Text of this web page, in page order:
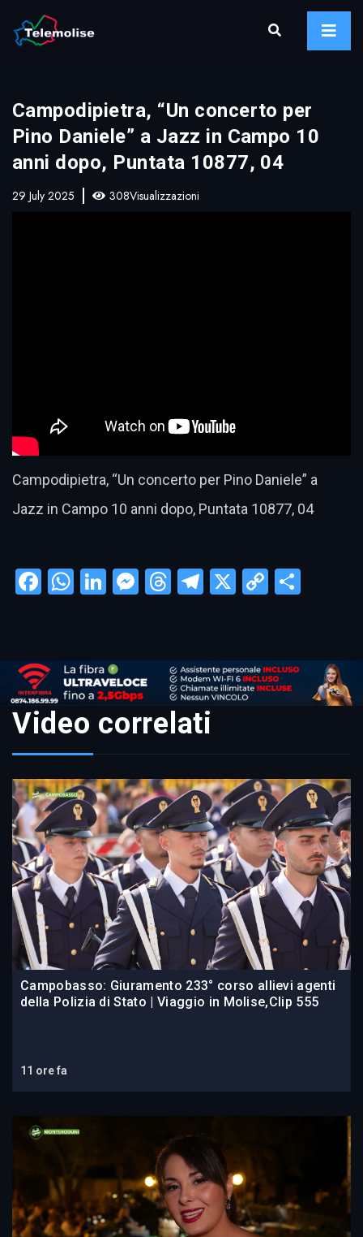
Campodipietra, “Un concerto per
Pino Daniele” a Jazz in Campo 10
anni dopo, Puntata 10877, 04
29 July 2025 308Visualizzazioni
Campodipietra, “Un concerto per Pino Daniele” a
Jazz in Campo 10 anni dopo, Puntata 10877, 04
Facebook
WhatsApp
LinkedIn
Messenger
Threads
Telegram
X
Copy
Video correlati
Campobasso: Giuramento 233° corso allievi agenti
della Polizia di Stato | Viaggio in Molise,Clip 555
11 ore fa